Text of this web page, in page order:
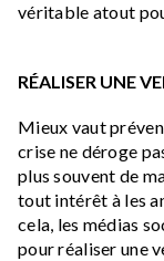
véritable atout
RÉALISER UNE
Mieux vaut
crise ne déroge
plus souvent de
tout intérêt à les
cela, les médias
pour réaliser une